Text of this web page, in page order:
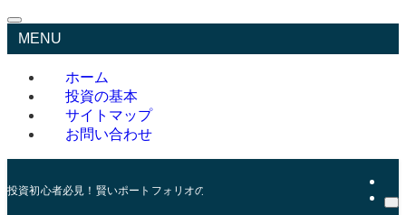
MENU
ホーム
投資の基本
サイトマップ
お問い合わせ
投資初心者必見！賢いポートフォリオの組み方とリスク管理の秘訣